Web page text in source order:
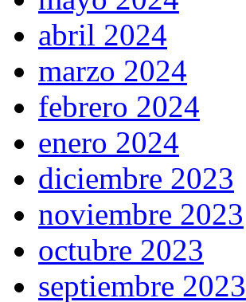
abril 2024
marzo 2024
febrero 2024
enero 2024
diciembre 2023
noviembre 2023
octubre 2023
septiembre 2023